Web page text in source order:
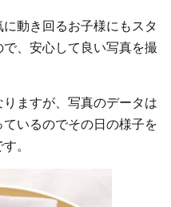
動き回るお子様にもスタ
、安心して良い写真を撮
ますが、写真のデータは
いるのでその日の様子を
。